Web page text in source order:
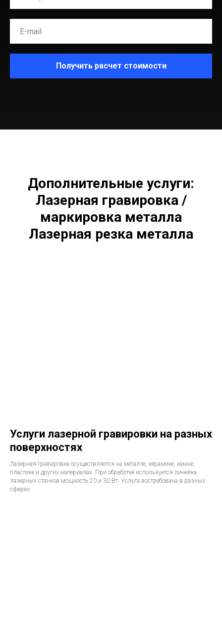
Получить расчет стоимости
Дополнительные услуги:
Лазерная гравировка /
маркировка металла
Лазерная резка металла
Услуги лазерной гравировки на разных
поверхностях
Лазерная гравировка осуществляется на металле, керамике, камне,
пластике и других материалах. При обработке используется линейка
лазерных станков мощность 20 и 30 Вт. Услуга востребована в разных
сферах